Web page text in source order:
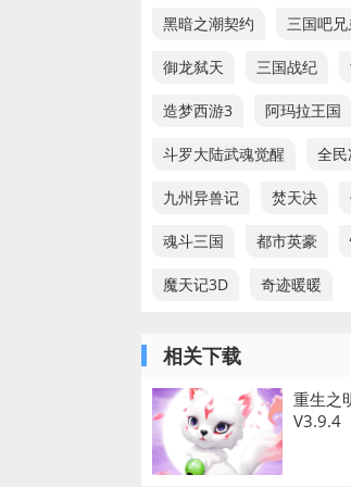
黑暗之潮契约 三国吧兄
御龙弑天 三国战纪
造梦西游3 阿玛拉王国
斗罗大陆武魂觉醒 全
九州异兽记 焚天决
魂斗三国 都市英豪
魔天记3D 奇迹暖暖
相关下载
重生之
V3.9.4